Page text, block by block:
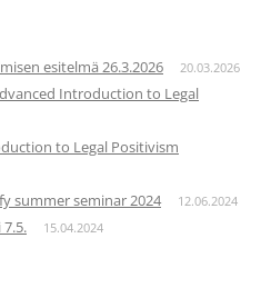
esitelmä 26.3.2026 20.03.2026
Introduction to Legal
to Legal Positivism
summer seminar 2024 12.06.2024
15.04.2024